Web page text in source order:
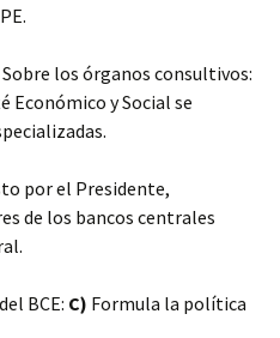
Sobre los órganos consultivos:
Económico y Social se
por el Presidente,
de los bancos centrales
BCE: C) Formula la política